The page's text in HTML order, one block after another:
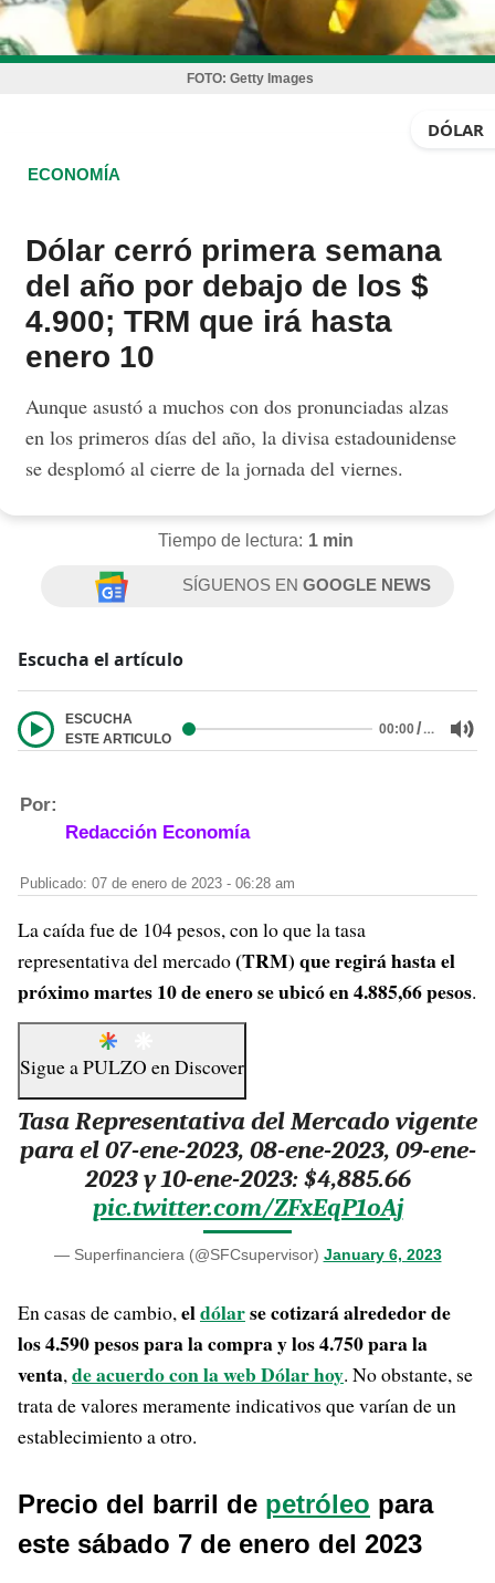
FOTO: Getty Images
DÓLAR
ECONOMÍA
Dólar cerró primera semana
del año por debajo de los $
4.900; TRM que irá hasta
enero 10
Aunque asustó a muchos con dos pronunciadas alzas
en los primeros días del año, la divisa estadounidense
se desplomó al cierre de la jornada del viernes.
Tiempo de lectura: 1 min
SÍGUENOS ENGOOGLE NEWS
Escucha el artículo
ESCUCHA
ESTE ARTICULO
00:00/…
Por:
Redacción Economía
Publicado: 07 de enero de 2023 - 06:28 am
La caída fue de 104 pesos, con lo que la tasa
representativa del mercado(TRM) que regirá hasta el
próximo martes 10 de enero se ubicó en 4.885,66 pesos.
Sigue aPULZO enDiscover
Tasa Representativa del Mercado vigente
para el 07-ene-2023, 08-ene-2023, 09-ene-
2023 y 10-ene-2023: $4,885.66
pic.twitter.com/ZFxEqP1oAj
— Superfinanciera (@SFCsupervisor) January 6, 2023
En casas de cambio,eldólarse cotizará alrededor de
los 4.590 pesos para la compra y los 4.750 para la
venta,de acuerdo con la web Dólar hoy. No obstante, se
trata de valores meramente indicativos que varían de un
establecimiento a otro.
Precio del barril de petróleo para
este sábado 7 de enero del 2023